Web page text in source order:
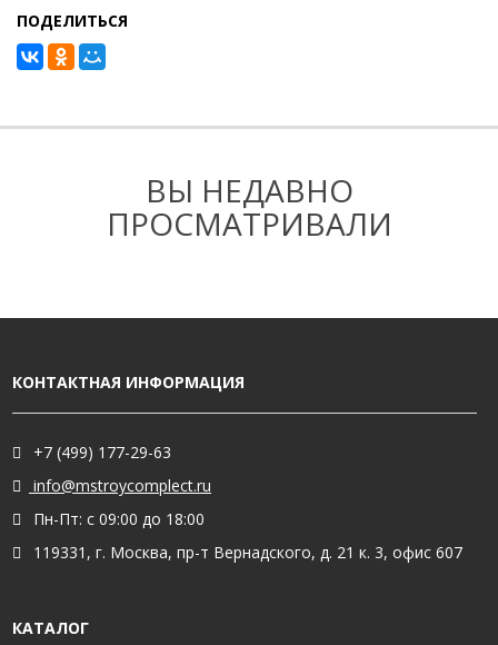
ПОДЕЛИТЬСЯ
ВЫ НЕДАВНО
ПРОСМАТРИВАЛИ
КОНТАКТНАЯ ИНФОРМАЦИЯ
+7 (499) 177-29-63
info@mstroycomplect.ru
Пн-Пт: с 09:00 до 18:00
119331, г. Москва, пр-т Вернадского, д. 21 к. 3, офис 607
КАТАЛОГ